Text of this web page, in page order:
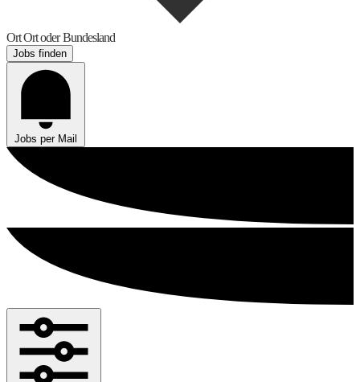
OrtOrt oder Bundesland
Jobs finden
Jobs per Mail